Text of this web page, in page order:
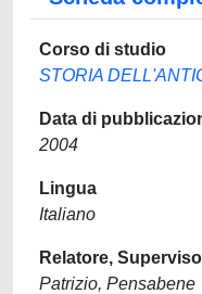
Corso di studio
STORIA
Data di
2004
Lingua
Italiano
Relatore,
Patrizio, Pensabene